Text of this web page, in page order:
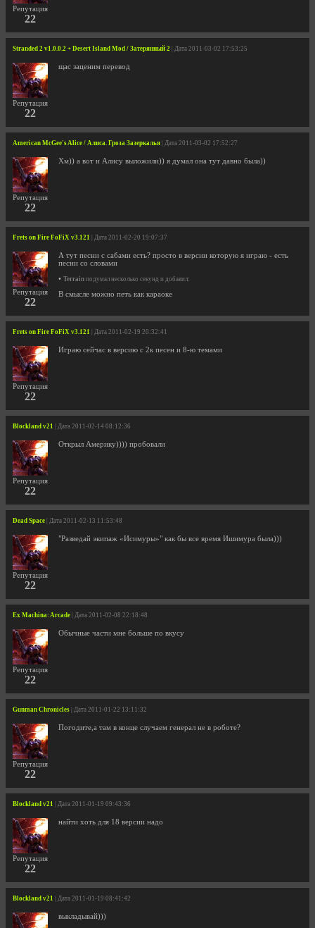
Репутация
22
Stranded 2 v1.0.0.2 + Desert Island Mod / Затерянный 2 | Дата 2011-03-02 17:53:25
Репутация
22
щас заценим перевод
American McGee's Alice / Алиса. Гроза Зазеркалья | Дата 2011-03-02 17:52:27
Репутация
22
Хм)) а вот и Алису выложили)) я думал она тут давно была))
Frets on Fire FoFiX v3.121 | Дата 2011-02-20 19:07:37
Репутация
22
А тут песни с сабами есть? просто в версии которую я играю - есть
песни со словами
• Terrain подумал несколько секунд и добавил:
В смысле можно петь как караоке
Frets on Fire FoFiX v3.121 | Дата 2011-02-19 20:32:41
Репутация
22
Играю сейчас в версию с 2к песен и 8-ю темами
Blockland v21 | Дата 2011-02-14 08:12:36
Репутация
22
Открыл Америку)))) пробовали
Dead Space | Дата 2011-02-13 11:53:48
Репутация
22
"Разведай экипаж «Исимуры»" как бы все время Ишимура была)))
Ex Machina: Arcade | Дата 2011-02-08 22:18:48
Репутация
22
Обычные части мне больше по вкусу
Gunman Chronicles | Дата 2011-01-22 13:11:32
Репутация
22
Погодите,а там в конце случаем генерал не в роботе?
Blockland v21 | Дата 2011-01-19 09:43:36
Репутация
22
найти хоть для 18 версии надо
Blockland v21 | Дата 2011-01-19 08:41:42
выкладывай)))